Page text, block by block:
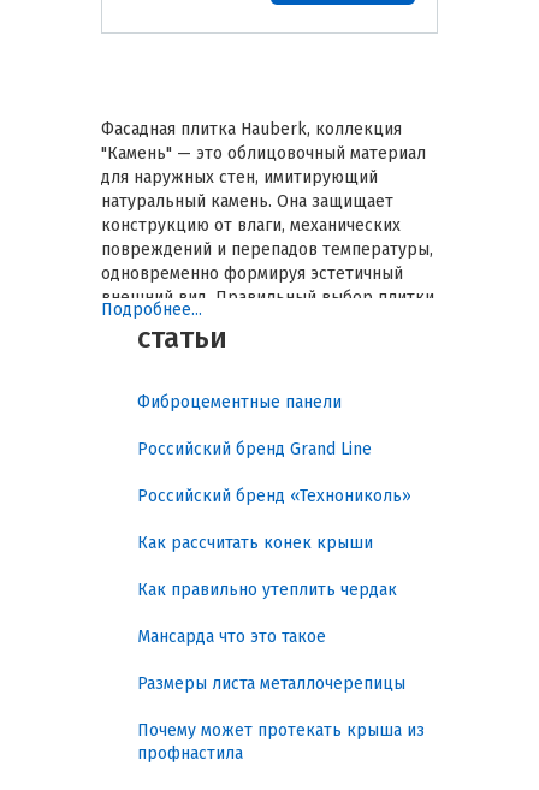
заказ
Фасадная плитка Hauberk, коллекция
"Камень" — это облицовочный материал
для наружных стен, имитирующий
натуральный камень. Она защищает
конструкцию от влаги, механических
повреждений и перепадов температуры,
одновременно формируя эстетичный
внешний вид. Правильный выбор плитки
снижает риск преждевременного
ремонта, обеспечивает долговечность
обзоре рассмотрены практическая
польза, классификация плитки,
ключевые характеристики, нормативы и
фасада и долговечность
отделки
Фасадная плитка Hauberkрешает
предотвращает проникновение
воды в конструкцию, минимизируя
Подробнее...
статьи
Фиброцементные панели
Российский бренд Grand Line
Российский бренд «Технониколь»
Как рассчитать конек крыши
Как правильно утеплить чердак
Мансарда что это такое
Размеры листа металлочерепицы
Почему может протекать крыша из
профнастила